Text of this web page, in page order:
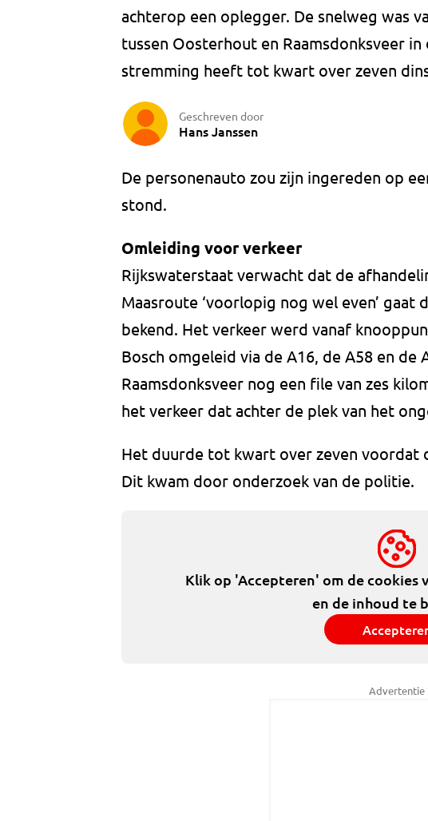
achterop een oplegger. De snelweg was
tussen Oosterhout en Raamsdonksveer in
stremming heeft tot kwart over zeven
Geschreven door
Hans Janssen
De personenauto zou zijn ingereden op
stond.
Omleiding voor verkeer
Rijkswaterstaat verwacht dat de
Maasroute ‘voorlopig nog wel even’ gaat
bekend. Het verkeer werd vanaf
Bosch omgeleid via de A16, de A58 en de
Raamsdonksveer nog een file van zes
het verkeer dat achter de plek van het
Het duurde tot kwart over zeven voordat
Dit kwam door onderzoek van de politie.
Klik op 'Accepteren' om de cookies
en de inhoud te
Advertentie